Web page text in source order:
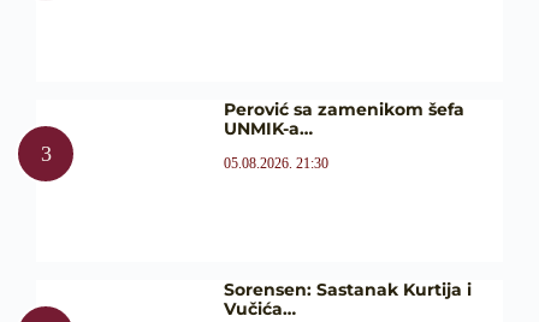
Perović sa zamenikom šefa
UNMIK-a…
05.08.2026. 21:30
Sorensen: Sastanak Kurtija i
Vučića…